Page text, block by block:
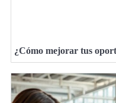
¿Cómo mejorar tus